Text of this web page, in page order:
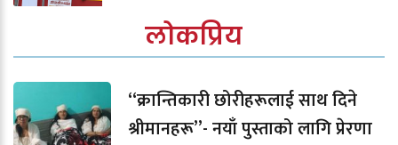
लोकप्रिय
“क्रान्तिकारी छोरीहरूलाई साथ दिने
श्रीमानहरू”- नयाँ पुस्ताको लागि प्रेरणा